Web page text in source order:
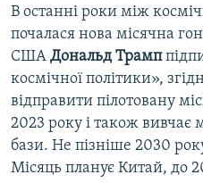
В останні роки між
почалася нова місячна
США Дональд Трамп
космічної політики»,
відправити пілотовану
2023 року і також вивчає
бази. Не пізніше 2030
Місяць планує Китай, до